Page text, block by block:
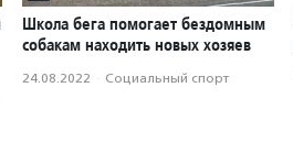
Школа бега помогает бездомным
собакам находить новых хозяев
24.08.2022 · Социальный спорт